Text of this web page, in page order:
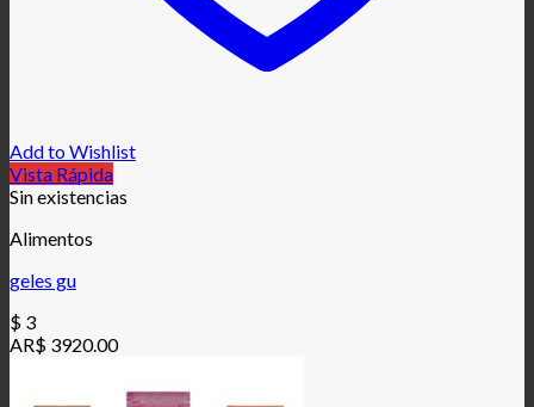
Add to Wishlist
Vista Rápida
Sin existencias
Alimentos
geles gu
$ 3
AR$ 3920.00